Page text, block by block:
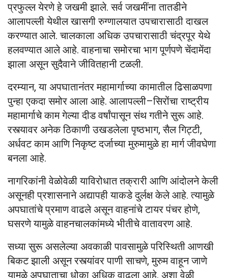
प्रफुल्ल येरणे हे जखमी झाले. सर्व जखमींना तातडीने
आलापल्ली येथील खासगी रुग्णालयात उपचारासाठी दाखल
करण्यात आले. चालकाला अधिक उपचारासाठी चंद्रपूर येथे
हलवण्यात आले आहे. वाहनाचा समोरचा भाग पूर्णपणे चेंदामेंदा
झाला असून सुदैवाने जीवितहानी टळली.
दरम्यान, या अपघातानंतर महामार्गाच्या कामातील ढिसाळपणा
पुन्हा एकदा समोर आला आहे. आलापल्ली–सिरोंचा राष्ट्रीय
महामार्गाचे काम गेल्या दीड वर्षांपासून संथ गतीने सुरू आहे.
रस्त्यावर अनेक ठिकाणी उखडलेला पृष्ठभाग, सैल गिट्टी,
अर्धवट काम आणि निकृष्ट दर्जाच्या मुरुमामुळे हा मार्ग जीवघेणा
बनला आहे.
नागरिकांनी वेळोवेळी याविरोधात तक्रारी आणि आंदोलने केली
असूनही प्रशासनाने अद्यापही याकडे दुर्लक्ष केले आहे. त्यामुळे
अपघातांचे प्रमाण वाढले असून वाहनांचे टायर पंचर होणे,
घसरणे यामुळे वाहनचालकांमध्ये भीतीचे वातावरण आहे.
सध्या सुरू असलेल्या अवकाळी पावसामुळे परिस्थिती आणखी
बिकट झाली असून रस्त्यांवर पाणी साचणे, मुरुम वाहून जाणे
यामुळे अपघाताचा धोका अधिक वाढला आहे. अशा वेळी